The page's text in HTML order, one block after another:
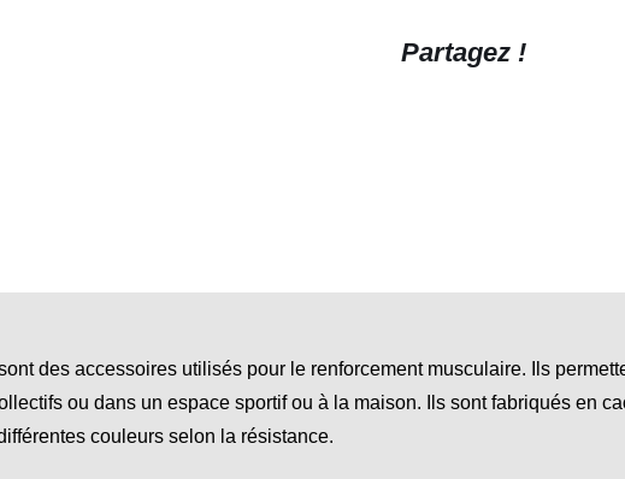
Partagez !
des accessoires utilisés pour le renforcement musculaire. Ils
ou dans un espace sportif ou à la maison. Ils sont fabriqués en
couleurs selon la résistance.